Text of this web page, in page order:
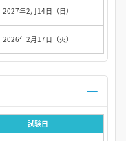
2027年2月14日（日）
2026年2月17日（火）
試験日